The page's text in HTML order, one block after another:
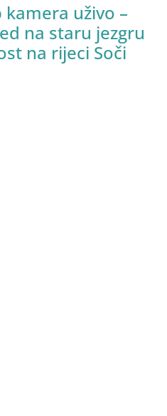
kamera uživo –
na staru jezgru
na rijeci Soči